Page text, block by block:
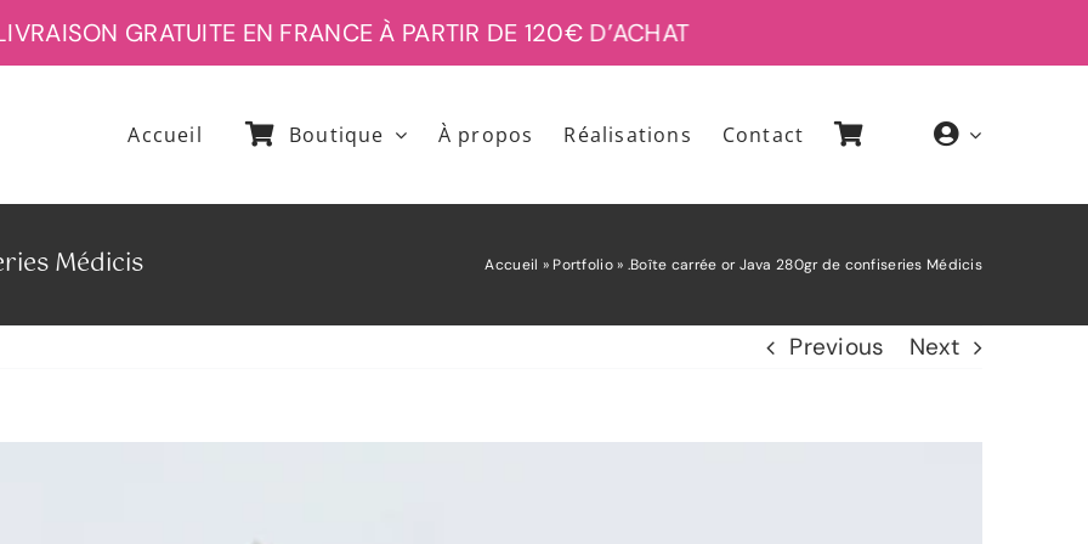
GRATUITE EN FRANCE À PARTIR DE 120€ D’ACHAT
Accueil Boutique À propos Réalisations Contact
Médicis Accueil » Portfolio» .Boîte carrée or Java 280gr de confiseries Médicis
Previous Next